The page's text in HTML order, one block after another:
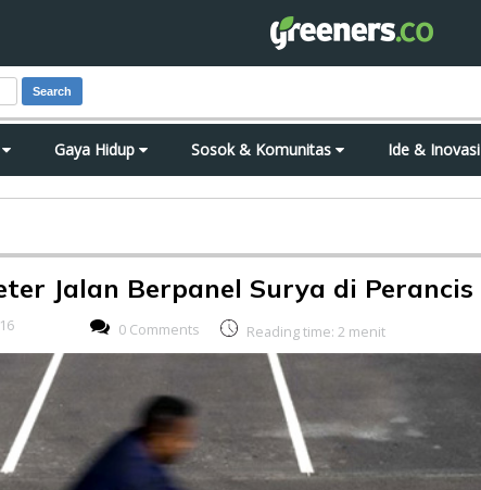
Search
Gaya Hidup Sosok & Komunitas Ide & Inovasi
Jalan Berpanel Surya di Perancis
0 Comments Reading time: 2 menit